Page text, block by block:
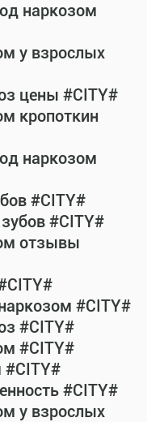
наркозом
у взрослых
цены #CITY#
кропоткин
наркозом
#CITY#
#CITY#
отзывы
#CITY#
#CITY#
#CITY#
#CITY#
#CITY#
у взрослых